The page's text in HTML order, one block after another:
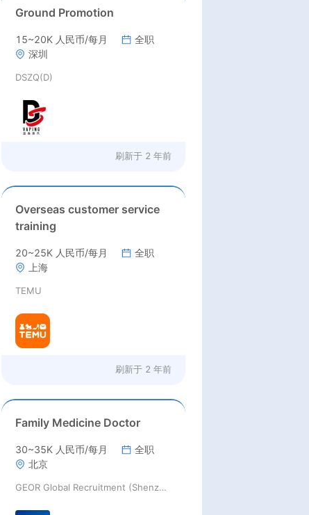
Ground Promotion
15~20K 人民币/每月
全职
深圳
DSZQ(D)
刷新于 2 年前
Overseas customer service
training
20~25K 人民币/每月
全职
上海
TEMU
刷新于 2 年前
Family Medicine Doctor
30~35K 人民币/每月
全职
北京
GEOR Global Recruitment (Shenzhen) Ltd.